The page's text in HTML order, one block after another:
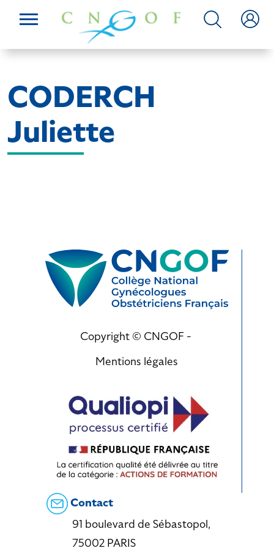
CODERCH
Juliette
Copyright © CNGOF -
Mentions légales
Contact
91 boulevard de Sébastopol,
75002 PARIS